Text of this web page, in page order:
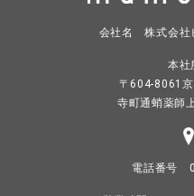
会社名 株式会社
本
〒604-8061
寺町通蛸薬師
電話番号